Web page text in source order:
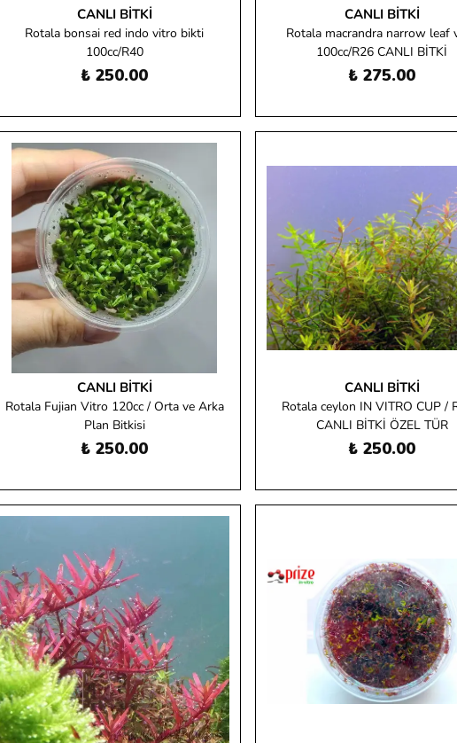
CANLI BITKI
Rotala bonsai red indo vitro bikti
100cc/R40
₺ 250.00
CANLI BITKI
Rotala macrandra narrow leaf
100cc/R26 CANLI BİTKİ
₺ 275.00
CANLI BITKI
Rotala Fujian Vitro 120cc / Orta ve Arka
Plan Bitkisi
₺ 250.00
CANLI BITKI
Rotala ceylon IN VITRO CUP /
CANLI BİTKİ ÖZEL TÜR
₺ 250.00